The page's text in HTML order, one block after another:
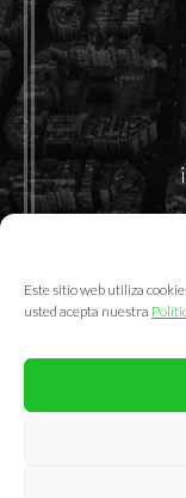
Este sitio web utiliza
usted acepta nuestra
@2025. LemonGrass